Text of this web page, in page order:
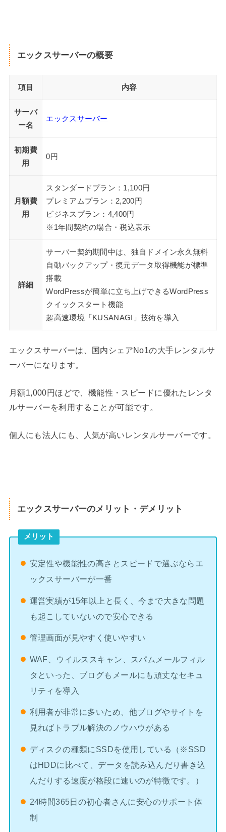
エックスサーバーの概要
項目 内容
サーバ
ー名
エックスサーバー
初期費
用
0円
月額費
用
スタンダードプラン：1,100円
プレミアムプラン：2,200円
ビジネスプラン：4,400円
※1年間契約の場合・税込表示
詳細
サーバー契約期間中は、独自ドメイン永久無料
自動バックアップ・復元データ取得機能が標準
搭載
WordPressが簡単に立ち上げできるWordPress
クイックスタート機能
超高速環境「KUSANAGI」技術を導入
エックスサーバーは、国内シェアNo1の大手レンタルサ
ーバーになります。
月額1,000円ほどで、機能性・スピードに優れたレンタ
ルサーバーを利用することが可能です。
個人にも法人にも、人気が高いレンタルサーバーです。
エックスサーバーのメリット・デメリット
メリット
安定性や機能性の高さとスピードで選ぶならエ
ックスサーバーが一番
運営実績が15年以上と長く、今まで大きな問題
も起こしていないので安心できる
管理画面が見やすく使いやすい
WAF、ウイルススキャン、スパムメールフィル
タといった、ブログもメールにも頑丈なセキュ
リティを導入
利用者が非常に多いため、他ブログやサイトを
見ればトラブル解決のノウハウがある
ディスクの種類にSSDを使用している（※SSD
はHDDに比べて、データを読み込んだり書き込
んだりする速度が格段に速いのが特徴です。）
24時間365日の初心者さんに安心のサポート体
制